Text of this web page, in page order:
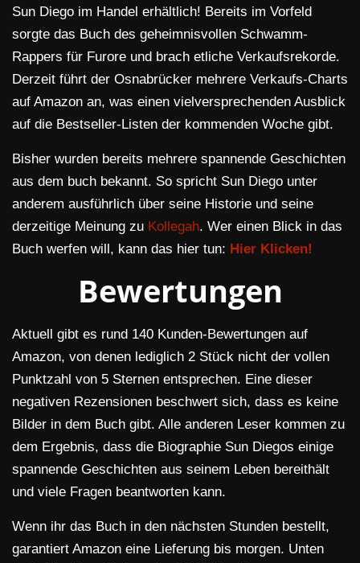
Sun Diego im Handel erhältlich! Bereits im Vorfeld
sorgte das Buch des geheimnisvollen Schwamm-
Rappers für Furore und brach etliche Verkaufsrekorde.
Derzeit führt der Osnabrücker mehrere Verkaufs-Charts
auf Amazon an, was einen vielversprechenden Ausblick
auf die Bestseller-Listen der kommenden Woche gibt.
Bisher wurden bereits mehrere spannende Geschichten
aus dem buch bekannt. So spricht Sun Diego unter
anderem ausführlich über seine Historie und seine
derzeitige Meinung zu Kollegah. Wer einen Blick in das
Buch werfen will, kann das hier tun: Hier Klicken!
Bewertungen
Aktuell gibt es rund 140 Kunden-Bewertungen auf
Amazon, von denen lediglich 2 Stück nicht der vollen
Punktzahl von 5 Sternen entsprechen. Eine dieser
negativen Rezensionen beschwert sich, dass es keine
Bilder in dem Buch gibt. Alle anderen Leser kommen zu
dem Ergebnis, dass die Biographie Sun Diegos einige
spannende Geschichten aus seinem Leben bereithält
und viele Fragen beantworten kann.
Wenn ihr das Buch in den nächsten Stunden bestellt,
garantiert Amazon eine Lieferung bis morgen. Unten